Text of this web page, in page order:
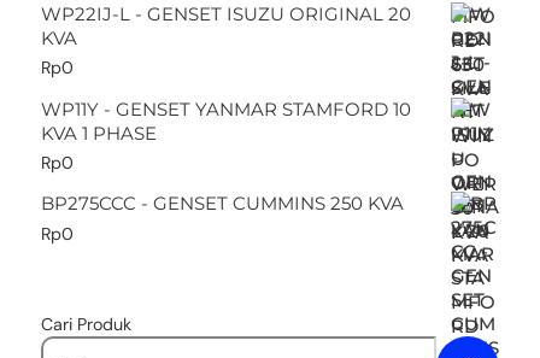
WP22IJ-L - GENSET ISUZU ORIGINAL 20
KVA
Rp0
WP11Y - GENSET YANMAR STAMFORD 10
KVA 1 PHASE
Rp0
BP275CCC - GENSET CUMMINS 250 KVA
Rp0
Cari Produk